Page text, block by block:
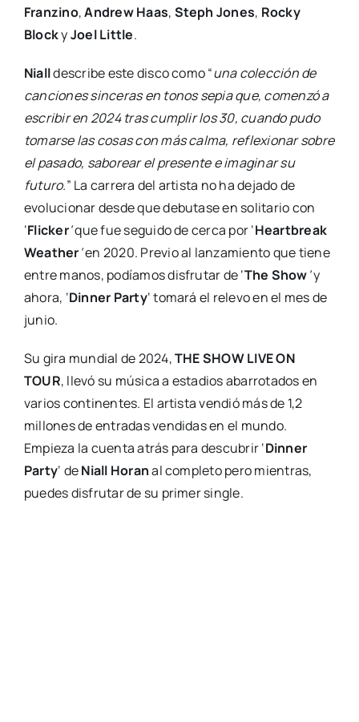
Franzino,Andrew Haas, Steph Jones, Rocky
BlockyJoel Little.
Nialldescribe este disco como “una colección de
canciones sinceras en tonos sepia que, comenzó a
escribir en 2024 tras cumplir los 30, cuando pudo
tomarse las cosas con más calma, reflexionar sobre
el pasado, saborear el presente e imaginar su
futuro.” La carrera del artista no ha dejado de
evolucionar desde que debutase en solitario con
‘Flicker‘que fue seguido de cerca por ‘Heartbreak
Weather‘en 2020. Previo al lanzamiento que tiene
entre manos, podíamos disfrutar de ‘The Show‘y
ahora, ‘Dinner Party‘ tomará el relevo en el mes de
junio.
Su gira mundial de 2024,THE SHOW LIVE ON
TOUR, llevó su música a estadios abarrotados en
varios continentes. El artista vendió más de 1,2
millones de entradas vendidas en el mundo.
Empieza la cuenta atrás para descubrir ‘Dinner
Party‘ deNiall Horanal completo pero mientras,
puedes disfrutar de su primer single.